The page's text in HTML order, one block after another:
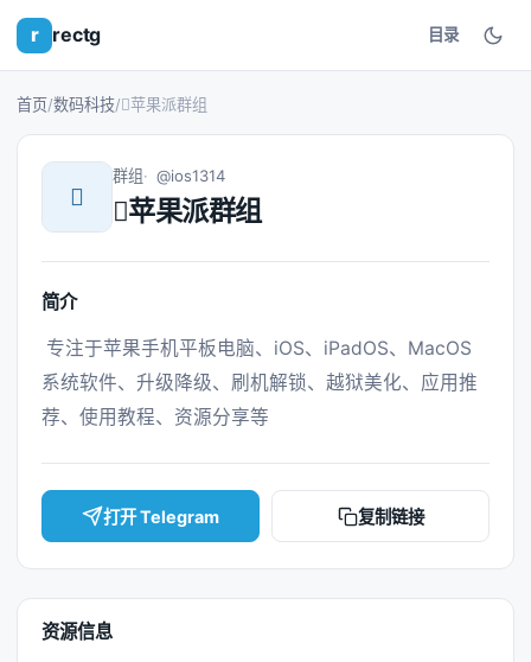
r rectg 目录
首页/数码科技/苹果派群组

群组 @ios1314
苹果派群组
简介
系统软件、升级降级、刷机解锁、越狱美化、应用推
荐、使用教程、资源分享等
打开 Telegram 复制链接
资源信息